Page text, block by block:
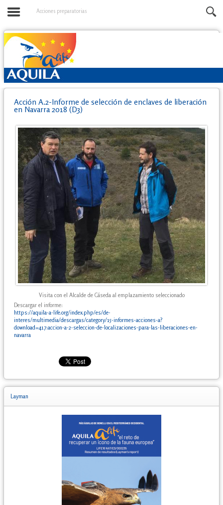
Acciones preparatorias
Acción A.2-Informe de selección de enclaves de liberación
en Navarra 2018 (D3)
Visita con el Alcalde de Cáseda al emplazamiento seleccionado
Descargar el informe:
https://aquila-a-life.org/index.php/es/de-
interes/multimedia/descargas/category/15-informes-acciones-a?
download=417:accion-a-2-seleccion-de-localizaciones-para-las-liberaciones-en-
navarra
Layman